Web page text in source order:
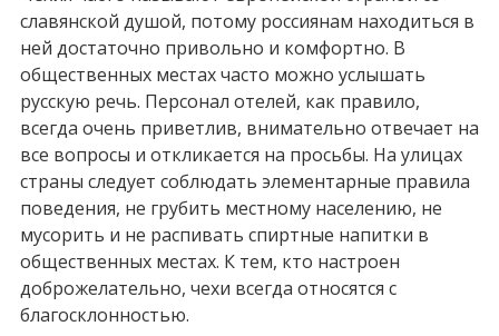
славянской душой, потому россиянам находиться в
ней достаточно привольно и комфортно. В
общественных местах часто можно услышать
русскую речь. Персонал отелей, как правило,
всегда очень приветлив, внимательно отвечает на
все вопросы и откликается на просьбы. На улицах
страны следует соблюдать элементарные правила
поведения, не грубить местному населению, не
мусорить и не распивать спиртные напитки в
общественных местах. К тем, кто настроен
доброжелательно, чехи всегда относятся с
благосклонностью.